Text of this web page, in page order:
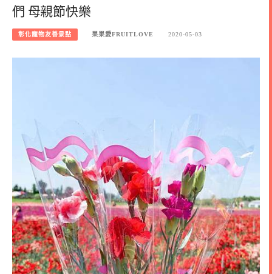
們 母親節快樂
彰化寵物友善景點 果果愛FRUITLOVE 2020-05-03